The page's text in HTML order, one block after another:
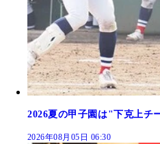
2026夏の甲子園は"下克上チ
2026年08月05日 06:30